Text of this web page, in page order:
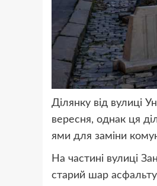
Ділянку від вулиці
вересня, однак ця
ями для заміни
На частині вулиці
старий шар